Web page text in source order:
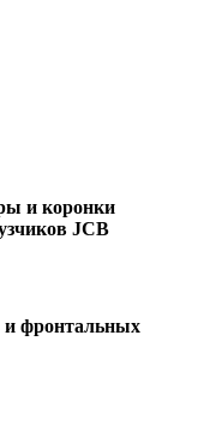
и коронки
JCB
и фронтальных